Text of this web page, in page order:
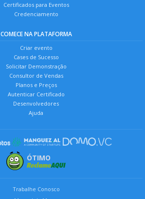
Certificados para Eventos
Credenciamento
COMECE NA PLATAFORMA
Criar evento
Cases de Sucesso
Solicitar Demonstração
Consultor de Vendas
Planos e Preços
Autenticar Certificado
Desenvolvedores
Ajuda
ÓTIMO
Trabalhe Conosco